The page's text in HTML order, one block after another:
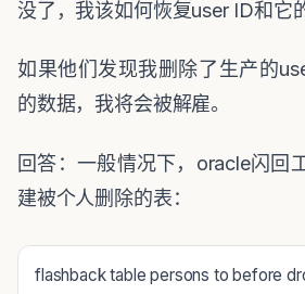
没了，我该如何恢复user ID和它
如果他们发现我删除了生产的
的数据，我将会被解雇。
回答：一般情况下， oracle闪回
建被个人删除的表：
flashback table persons to before